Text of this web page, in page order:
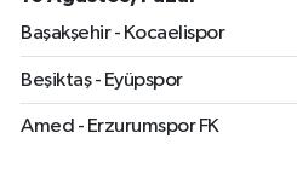
Başakşehir - Kocaelispor
Beşiktaş - Eyüpspor
Amed - Erzurumspor FK